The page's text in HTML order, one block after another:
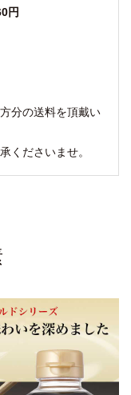
円
分の送料を頂戴い
くださいませ。